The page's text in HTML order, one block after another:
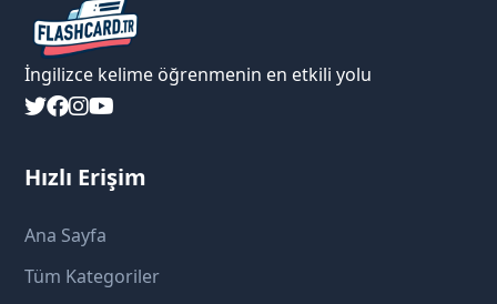
İngilizce kelime öğrenmenin en etkili yolu
Hızlı Erişim
Ana Sayfa
Tüm Kategoriler